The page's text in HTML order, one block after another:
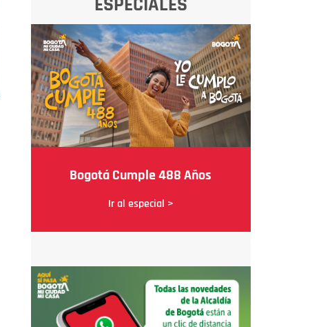
Bogotá Cumple 488 Años
Ir al especial >